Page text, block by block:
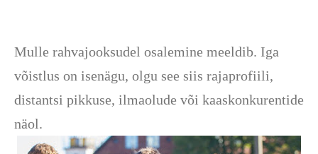
Mulle rahvajooksudel osalemine meeldib. Iga
võistlus on isenägu, olgu see siis rajaprofiili,
distantsi pikkuse, ilmaolude või kaaskonkurentide
näol.